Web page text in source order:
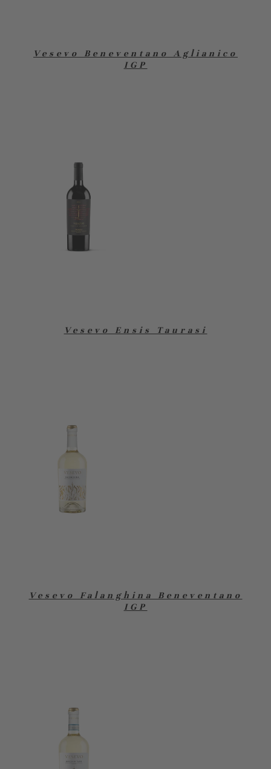
Vesevo Beneventano Aglianico
IGP
Vesevo Ensis Taurasi
Vesevo Falanghina Beneventano
IGP